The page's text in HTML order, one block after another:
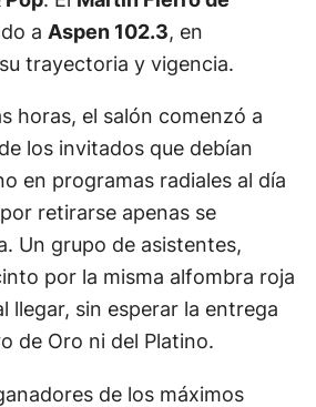
a Aspen 102.3, en
trayectoria y vigencia.
horas, el salón comenzó a
los invitados que debían
en programas radiales al día
retirarse apenas se
Un grupo de asistentes,
por la misma alfombra roja
llegar, sin esperar la entrega
de Oro ni del Platino.
de los máximos